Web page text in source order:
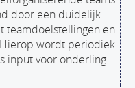
door een duidelijk
teamdoelstellingen en
wordt periodiek
input voor onderling